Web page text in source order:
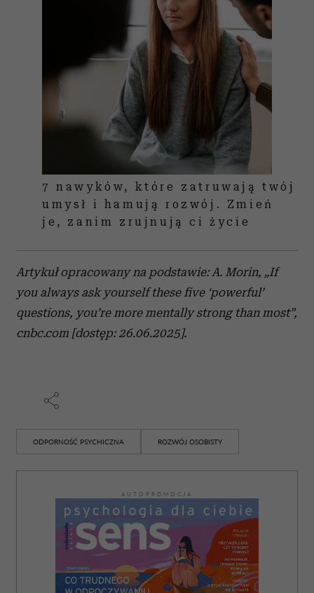
7 nawyków, które zatruwają twój
umysł i hamują rozwój. Zmień
je, zanim zrujnują ci życie
Artykuł opracowany na podstawie: A. Morin, „If
you always ask yourself these five ‘powerful’
questions, you’re more mentally strong than most”,
cnbc.com [dostęp: 26.06.2025].
ODPORNOŚĆ PSYCHICZNA ROZWÓJ OSOBISTY
AUTOPROMOCJA